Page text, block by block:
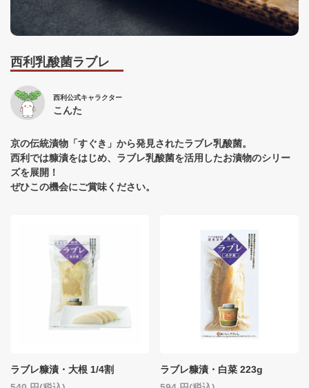
西利乳酸菌ラブレ
西利公式キャラクター
こんた
京の伝統漬物「すぐき」から発見されたラブレ乳酸菌。
西利では糠漬をはじめ、ラブレ乳酸菌を活用したお漬物のシリー
ズを展開！
ぜひこの機会にご賞味ください。
ラブレ糠漬・大根 1/4割
ラブレ糠漬・白菜 223g